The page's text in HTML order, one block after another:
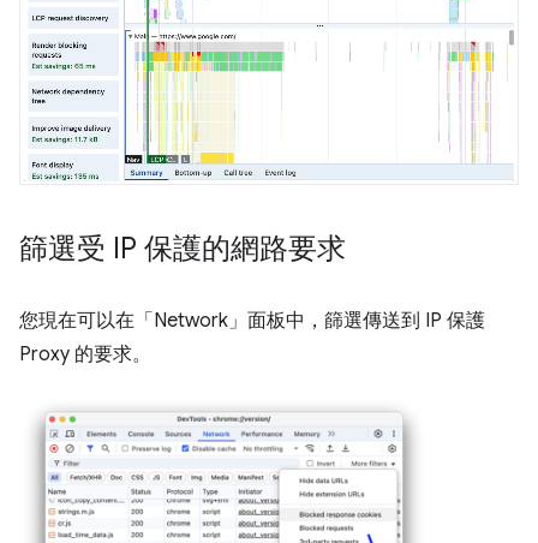
篩選受 IP 保護的網路要求
您現在可以在「Network」 面板中，篩選傳送到 IP 保護
Proxy 的要求。